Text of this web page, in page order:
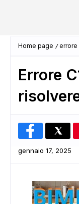
Home page errore
Errore
gennaio 17, 2025